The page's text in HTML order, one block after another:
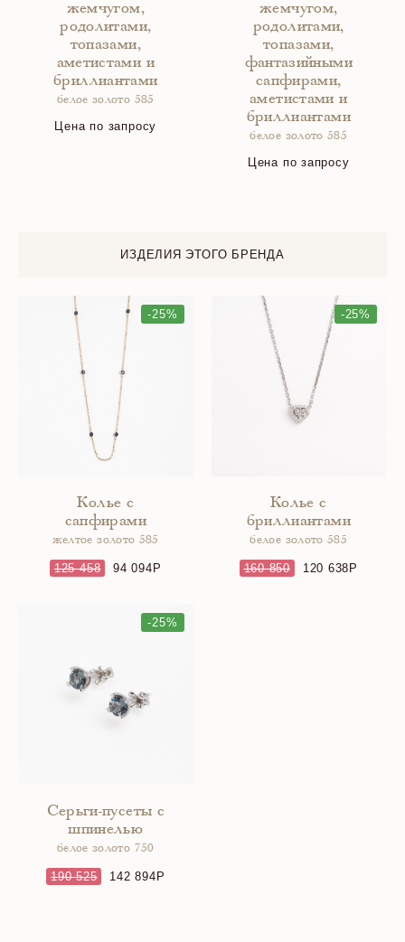
жемчугом,
родолитами,
топазами,
аметистами и
бриллиантами
белое золото 585
Цена по запросу
жемчугом,
родолитами,
топазами,
фантазийными
сапфирами,
аметистами и
бриллиантами
белое золото 585
Цена по запросу
ИЗДЕЛИЯ ЭТОГО БРЕНДА
-25%
Колье с
сапфирами
желтое золото 585
125 458 94 094
-25%
Колье с
бриллиантами
белое золото 585
160 850 120 638
-25%
Серьги-пусеты с
шпинелью
белое золото 750
190 525 142 894